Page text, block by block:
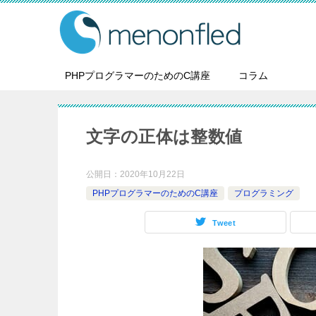
PHPプログラマーのためのC講座 コラム
文字の正体は整数値
公開日： 2020年10月22日
PHPプログラマーのためのC講座
プログラミング
Tweet